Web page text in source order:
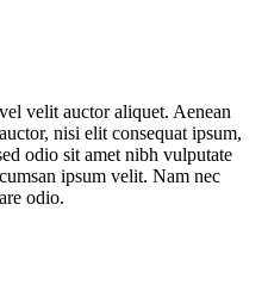
velit auctor aliquet. Aenean
nisi elit consequat ipsum,
odio sit amet nibh vulputate
ipsum velit. Nam nec
odio.